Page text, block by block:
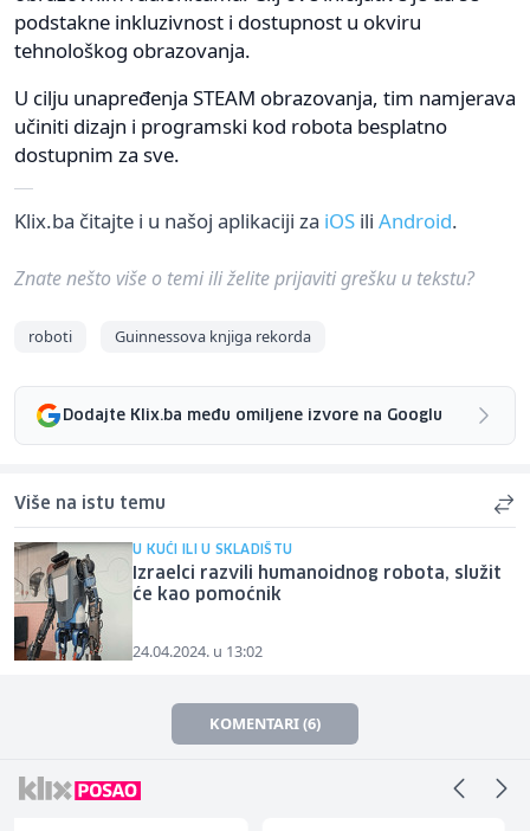
podstakne inkluzivnost i dostupnost u okviru
tehnološkog obrazovanja.
U cilju unapređenja STEAM obrazovanja, tim namjerava
učiniti dizajn i programski kod robota besplatno
dostupnim za sve.
Klix.ba čitajte i u našoj aplikaciji za iOS ili Android.
Znate nešto više o temi ili želite prijaviti grešku u tekstu?
roboti Guinnessova knjiga rekorda
Dodajte Klix.ba među omiljene izvore na Googlu
Više na istu temu
U KUĆI ILI U SKLADIŠTU
Izraelci razvili humanoidnog robota, služit
će kao pomoćnik
24.04.2024. u 13:02
KOMENTARI (6)